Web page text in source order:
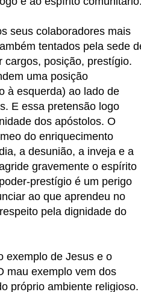
seus colaboradores mais
tentados pela sede
cargos, posição, prestígio.
uma posição
à esquerda) ao lado de
E essa pretensão logo
dos apóstolos. O
do enriquecimento
a desunião, a inveja e a
gravemente o espírito
prestígio é um perigo
ao que aprendeu no
pela dignidade do
exemplo de Jesus e o
mau exemplo vem dos
próprio ambiente religioso.